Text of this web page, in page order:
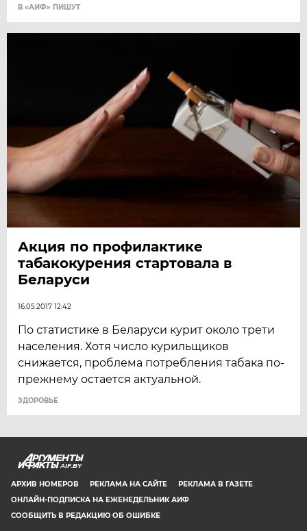
В «АИФ» ПИШУТ
Акция по профилактике
табакокурения стартовала в
Беларуси
16.05.2017 12:42
По статистике в Беларуси курит около трети
населения. Хотя число курильщиков
снижается, проблема потребления табака по-
прежнему остается актуальной.
ЗДОРОВЬЕ
AIF.BY
АРХИВ НОМЕРОВ РЕКЛАМА НА САЙТЕ
РЕКЛАМА В ГАЗЕТЕ
ОНЛАЙН-ПОДПИСКА НА ЕЖЕНЕДЕЛЬНИК АИФ
СООБЩИТЬ В РЕДАКЦИЮ ОБ ОШИБКЕ